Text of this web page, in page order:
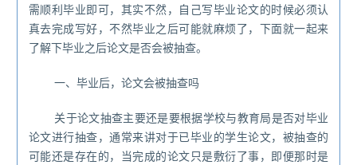
需顺利毕业即可，其实不然，自己写毕业论文的时候必须认
真去完成写好，不然毕业之后可能就麻烦了，下面就一起来
了解下毕业之后论文是否会被抽查。
一、毕业后，论文会被抽查吗
关于论文抽查主要还是要根据学校与教育局是否对毕业
论文进行抽查，通常来讲对于已毕业的学生论文，被抽查的
可能还是存在的，当完成的论文只是敷衍了事，即便那时是